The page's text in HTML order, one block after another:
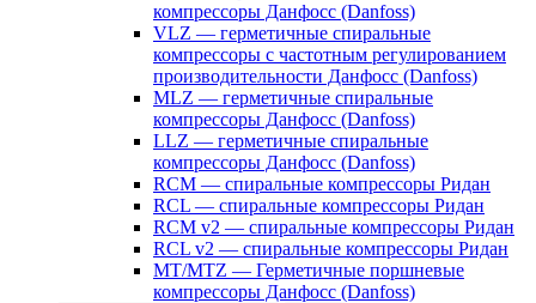
компрессоры Данфосс (Danfoss)
VLZ — герметичные спиральные
компрессоры с частотным регулированием
производительности Данфосс (Danfoss)
MLZ — герметичные спиральные
компрессоры Данфосс (Danfoss)
LLZ — герметичные спиральные
компрессоры Данфосс (Danfoss)
RCM — спиральные компрессоры Ридан
RCL — спиральные компрессоры Ридан
RCM v2 — спиральные компрессоры Ридан
RCL v2 — спиральные компрессоры Ридан
MT/MTZ — Герметичные поршневые
компрессоры Данфосс (Danfoss)